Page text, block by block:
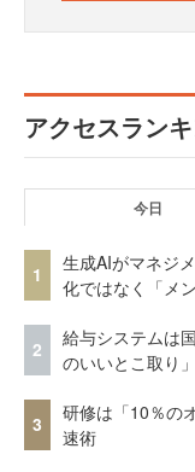
アクセスラン
今日
1
生成AIがマネジ
化ではなく「メ
2
給与システムは
のいいとこ取り
3
研修は「10％の
速術